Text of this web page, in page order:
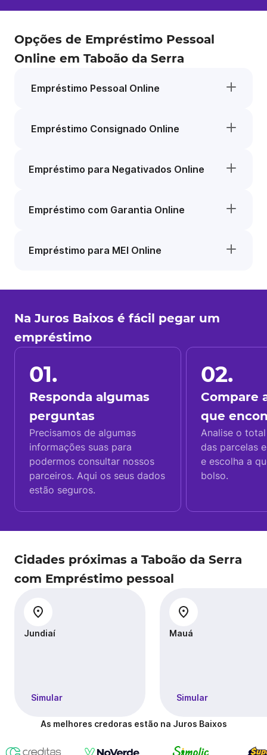
Opções de Empréstimo Pessoal
Online em Taboão da Serra
Empréstimo Pessoal Online
Empréstimo Consignado Online
Empréstimo para Negativados Online
Empréstimo com Garantia Online
Empréstimo para MEI Online
Na Juros Baixos é fácil pegar um
empréstimo
01.
Responda algumas
perguntas
Precisamos de algumas
informações suas para
podermos consultar nossos
parceiros. Aqui os seus dados
estão seguros.
02.
Compare
que
Analise o
das parcelas
e escolha a
bolso.
Cidades próximas a Taboão da Serra
com Empréstimo pessoal
Jundiaí
Simular
Mauá
Simular
As melhores credoras estão na Juros Baixos